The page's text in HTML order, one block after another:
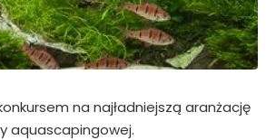
na najładniejszą aranżację
aquascapingowej.